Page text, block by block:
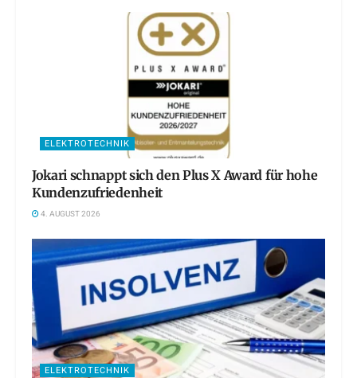
ELEKTROTECHNIK
Jokari schnappt sich den Plus X Award für hohe
Kundenzufriedenheit
4. AUGUST 2026
ELEKTROTECHNIK